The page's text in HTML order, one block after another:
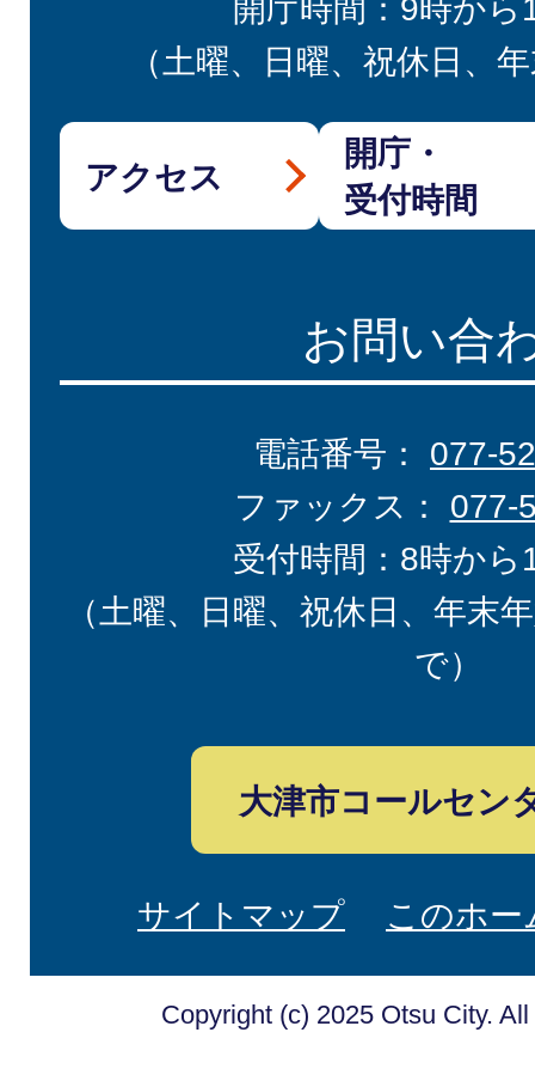
開庁時間：9時から
（土曜、日曜、祝休日、
アクセス
開庁・
受付時間
お問い合
電話番号： 077-
ファックス： 077-
受付時間：8時から
（土曜、日曜、祝休日、年末
で）
大津市コールセン
サイトマップ このホ
Copyright (c) 2025 Otsu City.